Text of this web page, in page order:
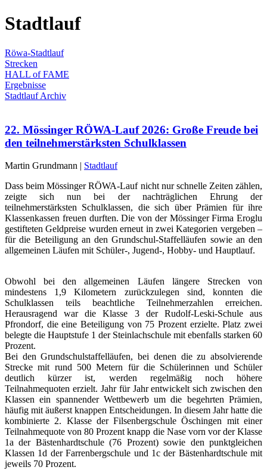
Stadtlauf
Röwa-Stadtlauf
Strecken
HALL of FAME
Ergebnisse
Stadtlauf Archiv
22. Mössinger RÖWA-Lauf 2026: Große Freude bei
den teilnehmerstärksten Schulklassen
Martin Grundmann | Stadtlauf
Dass beim Mössinger RÖWA-Lauf nicht nur schnelle Zeiten zählen,
zeigte sich nun bei der nachträglichen Ehrung der
teilnehmerstärksten Schulklassen, die sich über Prämien für ihre
Klassenkassen freuen durften. Die von der Mössinger Firma Eroglu
gestifteten Geldpreise wurden erneut in zwei Kategorien vergeben –
für die Beteiligung an den Grundschul-Staffelläufen sowie an den
allgemeinen Läufen mit Schüler-, Jugend-, Hobby- und Hauptlauf.
Obwohl bei den allgemeinen Läufen längere Strecken von
mindestens 1,9 Kilometern zurückzulegen sind, konnten die
Schulklassen teils beachtliche Teilnehmerzahlen erreichen.
Herausragend war die Klasse 3 der Rudolf-Leski-Schule aus
Pfrondorf, die eine Beteiligung von 75 Prozent erzielte. Platz zwei
belegte die Hauptstufe 1 der Steinlachschule mit ebenfalls starken 60
Prozent.
Bei den Grundschulstaffelläufen, bei denen die zu absolvierende
Strecke mit rund 500 Metern für die Schülerinnen und Schüler
deutlich kürzer ist, werden regelmäßig noch höhere
Teilnahmequoten erzielt. Jahr für Jahr entwickelt sich zwischen den
Klassen ein spannender Wettbewerb um die begehrten Prämien,
häufig mit äußerst knappen Entscheidungen. In diesem Jahr hatte die
kombinierte 2. Klasse der Filsenbergschule Öschingen mit einer
Teilnahmequote von 80 Prozent knapp die Nase vorn vor der Klasse
1a der Bästenhardtschule (76 Prozent) sowie den punktgleichen
Klassen 1d der Farrenbergschule und 1c der Bästenhardtschule mit
jeweils 70 Prozent.